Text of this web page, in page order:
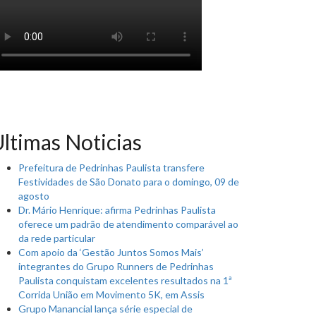
Noticias
Prefeitura de Pedrinhas Paulista transfere
Festividades de São Donato para o domingo, 09 de
agosto
Dr. Mário Henrique: afirma Pedrinhas Paulista
oferece um padrão de atendimento comparável ao
da rede particular
Com apoio da ‘Gestão Juntos Somos Mais’
integrantes do Grupo Runners de Pedrinhas
Paulista conquistam excelentes resultados na 1ª
Corrida União em Movimento 5K, em Assis
Grupo Manancial lança série especial de